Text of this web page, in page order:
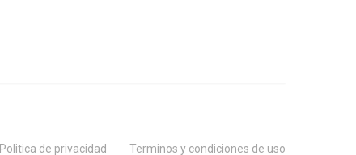
Politica de privacidad Terminos y condiciones de uso